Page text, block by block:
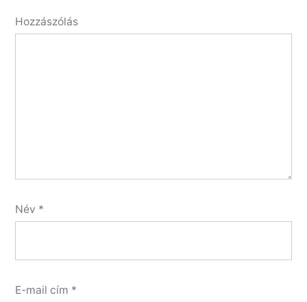
Hozzászólás
Név *
E-mail cím *